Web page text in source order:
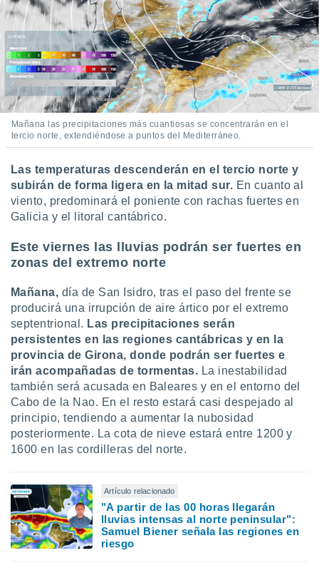
utilizar
crear un
uso de
contenido
medir el
el
del
de
de
uso de
con el
e
mediante
publicidad
publicidad
1199
Mañana las precipitaciones más cuantiosas se concentrarán en el
tercio norte, extendiéndose a puntos del Mediterráneo.
Las temperaturas descenderán en el tercio norte y
subirán de forma ligera en la mitad sur. En cuanto al
viento, predominará el poniente con rachas fuertes en
Galicia y el litoral cantábrico.
Este viernes las lluvias podrán ser fuertes en
zonas del extremo norte
Mañana, día de San Isidro, tras el paso del frente se
producirá una irrupción de aire ártico por el extremo
septentrional. Las precipitaciones serán
persistentes en las regiones cantábricas y en la
provincia de Girona, donde podrán ser fuertes e
irán acompañadas de tormentas. La inestabilidad
también será acusada en Baleares y en el entorno del
Cabo de la Nao. En el resto estará casi despejado al
principio, tendiendo a aumentar la nubosidad
posteriormente. La cota de nieve estará entre 1200 y
1600 en las cordilleras del norte.
Artículo relacionado
"A partir de las 00 horas llegarán
lluvias intensas al norte peninsular":
Samuel Biener señala las regiones en
riesgo